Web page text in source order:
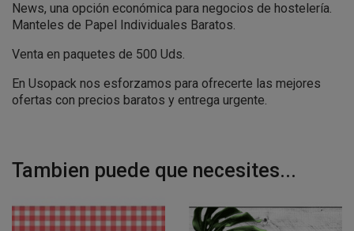
News, una opción económica para negocios de hostelería.
Manteles de Papel Individuales Baratos.
Venta en paquetes de 500 Uds.
En Usopack nos esforzamos para ofrecerte las mejores
ofertas con precios baratos y entrega urgente.
Tambien puede que necesites...